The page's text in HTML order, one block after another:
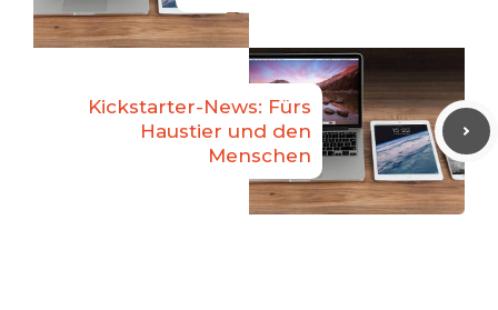
Kickstarter-News: Fürs
Haustier und den
Menschen